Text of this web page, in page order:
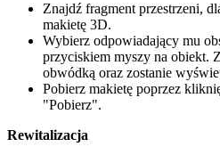
Znajdź fragment przestrzeni,
makietę 3D.
Wybierz odpowiadający mu
przyciskiem myszy na obiekt.
obwódką oraz zostanie
Pobierz makietę poprzez
"Pobierz".
Rewitalizacja